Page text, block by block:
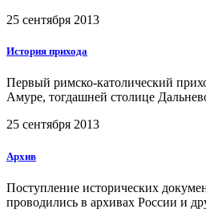
25 сентября 2013
История прихода
Первый римско-католический
Амуре, тогдашней столице
25 сентября 2013
Архив
Поступление исторических
проводились в архивах России и